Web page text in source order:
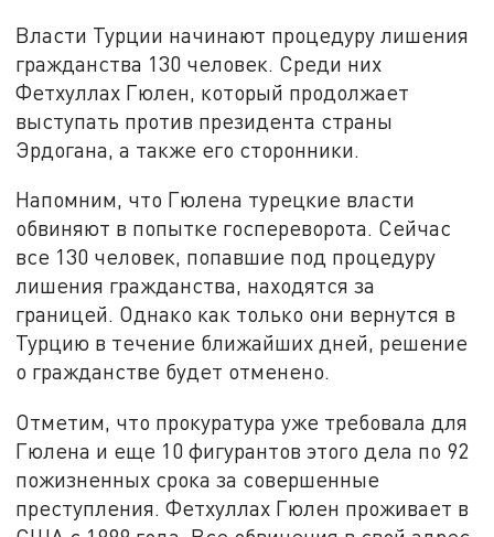
Власти Турции начинают процедуру лишения
гражданства 130 человек. Среди них
Фетхуллах Гюлен, который продолжает
выступать против президента страны
Эрдогана, а также его сторонники.
Напомним, что Гюлена турецкие власти
обвиняют в попытке госпереворота. Сейчас
все 130 человек, попавшие под процедуру
лишения гражданства, находятся за
границей. Однако как только они вернутся в
Турцию в течение ближайших дней, решение
о гражданстве будет отменено.
Отметим, что прокуратура уже требовала для
Гюлена и еще 10 фигурантов этого дела по 92
пожизненных срока за совершенные
преступления. Фетхуллах Гюлен проживает в